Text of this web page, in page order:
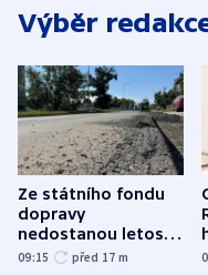
Výběr
Ze státního fondu
dopravy
nedostanou letos
kraje na silnice ani
09:15 před 17 m